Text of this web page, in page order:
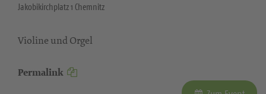
Jakobikirchplatz 1 Chemnitz
Violine und Orgel
Permalink